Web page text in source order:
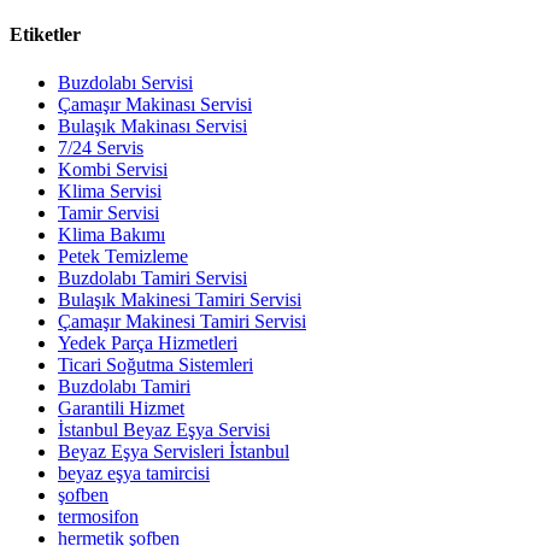
Etiketler
Buzdolabı Servisi
Çamaşır Makinası Servisi
Bulaşık Makinası Servisi
7/24 Servis
Kombi Servisi
Klima Servisi
Tamir Servisi
Klima Bakımı
Petek Temizleme
Buzdolabı Tamiri Servisi
Bulaşık Makinesi Tamiri Servisi
Çamaşır Makinesi Tamiri Servisi
Yedek Parça Hizmetleri
Ticari Soğutma Sistemleri
Buzdolabı Tamiri
Garantili Hizmet
İstanbul Beyaz Eşya Servisi
Beyaz Eşya Servisleri İstanbul
beyaz eşya tamircisi
şofben
termosifon
hermetik şofben